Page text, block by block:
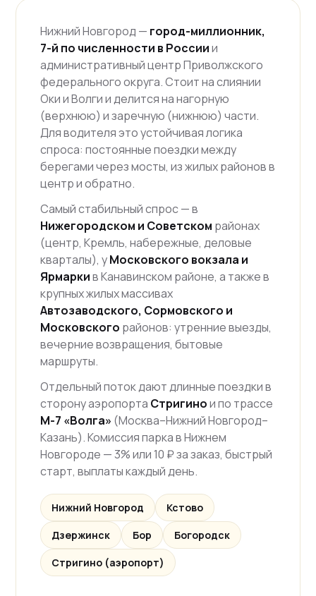
Нижний Новгород — город-миллионник,
7-й по численности в Россиии
административный центр Приволжского
федерального округа. Стоит на слиянии
Оки и Волги и делится на нагорную
(верхнюю) и заречную (нижнюю) части.
Для водителя это устойчивая логика
спроса: постоянные поездки между
берегами через мосты, из жилых районов в
центр и обратно.
Самый стабильный спрос — в
Нижегородском и Советском районах
(центр, Кремль, набережные, деловые
кварталы), уМосковского вокзала и
Ярмаркив Канавинском районе, а также в
крупных жилых массивах
Автозаводского, Сормовского и
Московского районов: утренние выезды,
вечерние возвращения, бытовые
маршруты.
Отдельный поток дают длинные поездки в
сторону аэропорта Стригинои по трассе
М-7 «Волга» (Москва–Нижний Новгород–
Казань). Комиссия парка в Нижнем
Новгороде — 3% или 10 ₽ за заказ, быстрый
старт, выплаты каждый день.
Нижний Новгород Кстово
Дзержинск Бор Богородск
Стригино (аэропорт)